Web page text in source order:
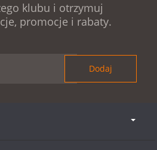
klubu i otrzymuj
promocje i rabaty.